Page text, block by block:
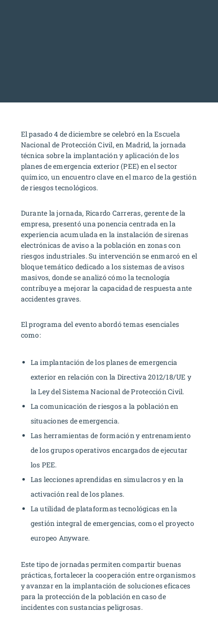
El pasado 4 de diciembre se celebró en la Escuela
Nacional de Protección Civil, en Madrid, la jornada
técnica sobre la implantación y aplicación de los
planes de emergencia exterior (PEE) en el sector
químico, un encuentro clave en el marco de la gestión
de riesgos tecnológicos.
Durante la jornada, Ricardo Carreras, gerente de la
empresa, presentó una ponencia centrada en la
experiencia acumulada en la instalación de sirenas
electrónicas de aviso a la población en zonas con
riesgos industriales. Su intervención se enmarcó en el
bloque temático dedicado a los sistemas de avisos
masivos, donde se analizó cómo la tecnología
contribuye a mejorar la capacidad de respuesta ante
accidentes graves.
El programa del evento abordó temas esenciales
como:
La implantación de los planes de emergencia
exterior en relación con la Directiva 2012/18/UE y
la Ley del Sistema Nacional de Protección Civil.
La comunicación de riesgos a la población en
situaciones de emergencia.
Las herramientas de formación y entrenamiento
de los grupos operativos encargados de ejecutar
los PEE.
Las lecciones aprendidas en simulacros y en la
activación real de los planes.
La utilidad de plataformas tecnológicas en la
gestión integral de emergencias, como el proyecto
europeo Anyware.
Este tipo de jornadas permiten compartir buenas
prácticas, fortalecer la cooperación entre organismos
y avanzar en la implantación de soluciones eficaces
para la protección de la población en caso de
incidentes con sustancias peligrosas.